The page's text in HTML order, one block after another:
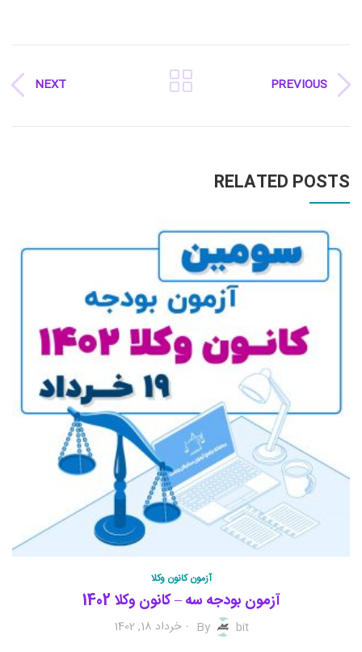
PREVIOUS
NEXT
RELATED POSTS
آزمون کانون وکلا
آزمون بودجه سه – کانون وکلا 1402
By bit
خرداد 18, 1402